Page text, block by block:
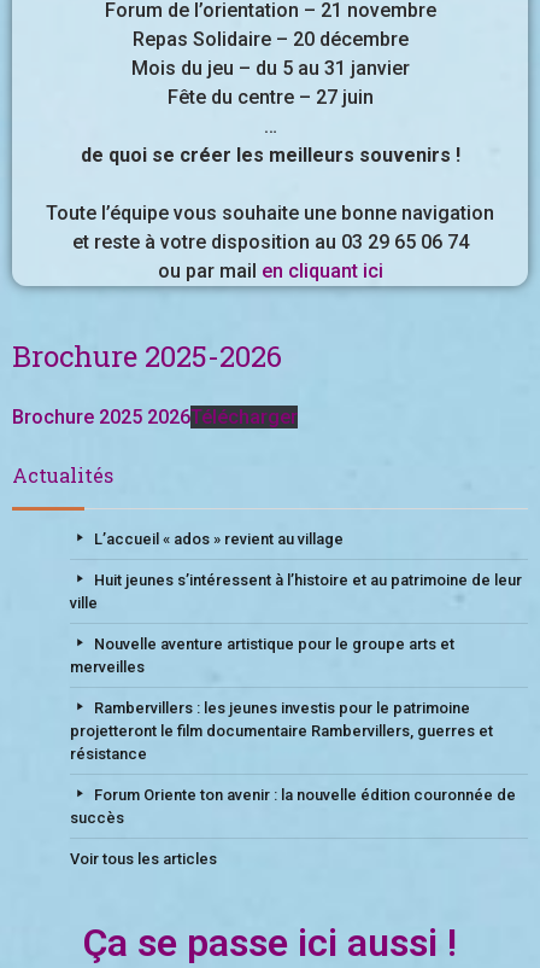
Forum de l’orientation – 21 novembre
Repas Solidaire – 20 décembre
Mois du jeu – du 5 au 31 janvier
Fête du centre – 27 juin
…
de quoi se créer les meilleurs souvenirs !
Toute l’équipe vous souhaite une bonne navigation
et reste à votre disposition au 03 29 65 06 74
ou par mail en cliquant ici
Brochure 2025-2026
Brochure 2025 2026Télécharger
Actualités
L’accueil « ados » revient au village
Huit jeunes s’intéressent à l’histoire et au patrimoine de leur
ville
Nouvelle aventure artistique pour le groupe arts et
merveilles
Rambervillers : les jeunes investis pour le patrimoine
projetteront le film documentaire Rambervillers, guerres et
résistance
Forum Oriente ton avenir : la nouvelle édition couronnée de
succès
Voir tous les articles
Ça se passe ici aussi !